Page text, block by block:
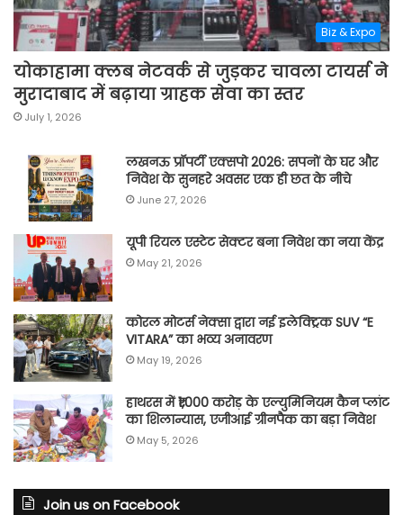
Biz & Expo
योकाहामा क्लब नेटवर्क से जुड़कर चावला टायर्स ने
मुरादाबाद में बढ़ाया ग्राहक सेवा का स्तर
July 1, 2026
लखनऊ प्रॉपर्टी एक्सपो 2026: सपनों के घर और
निवेश के सुनहरे अवसर एक ही छत के नीचे
June 27, 2026
यूपी रियल एस्टेट सेक्टर बना निवेश का नया केंद्र
May 21, 2026
कोरल मोटर्स नेक्सा द्वारा नई इलेक्ट्रिक SUV “E
VITARA” का भव्य अनावरण
May 19, 2026
हाथरस में ₹1,000 करोड़ के एल्युमिनियम कैन प्लांट
का शिलान्यास, एजीआई ग्रीनपैक का बड़ा निवेश
May 5, 2026
Join us on Facebook